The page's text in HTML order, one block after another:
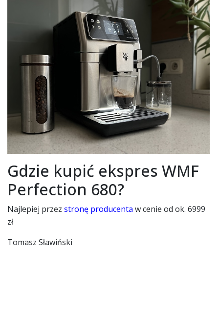
Gdzie kupić ekspres WMF
Perfection 680?
Najlepiej przez stronę producenta w cenie od ok. 6999
zł
Tomasz Sławiński